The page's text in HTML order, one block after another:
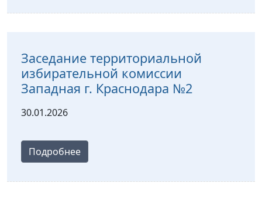
Заседание территориальной
избирательной комиссии
Западная г. Краснодара №2
30.01.2026
Подробнее